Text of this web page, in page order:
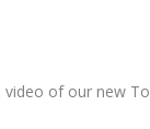
video of our new